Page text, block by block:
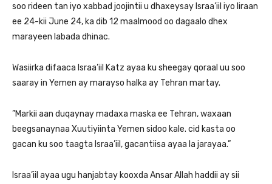
soo rideen tan iyo xabbad joojintii u dhaxeysay Israa’iil iyo Iiraan
ee 24-kii June 24, ka dib 12 maalmood oo dagaalo dhex
marayeen labada dhinac.
Wasiirka difaaca Israa’iil Katz ayaa ku sheegay qoraal uu soo
saaray in Yemen ay marayso halka ay Tehran martay.
”Markii aan duqaynay madaxa maska ee Tehran, waxaan
beegsanaynaa Xuutiyiinta Yemen sidoo kale. cid kasta oo
gacan ku soo taagta Israa’iil, gacantiisa ayaa la jarayaa.”
Israa’iil ayaa ugu hanjabtay kooxda Ansar Allah haddii ay sii